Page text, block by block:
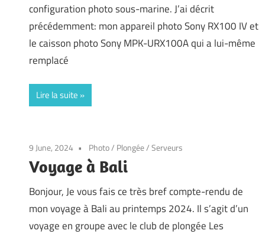
configuration photo sous-marine. J’ai décrit
précédemment: mon appareil photo Sony RX100 IV et
le caisson photo Sony MPK-URX100A qui a lui-même
remplacé
Lire la suite
9 June, 2024 Photo/ Plongée/Serveurs
Voyage à Bali
Bonjour, Je vous fais ce très bref compte-rendu de
mon voyage à Bali au printemps 2024. Il s’agit d’un
voyage en groupe avec le club de plongée Les